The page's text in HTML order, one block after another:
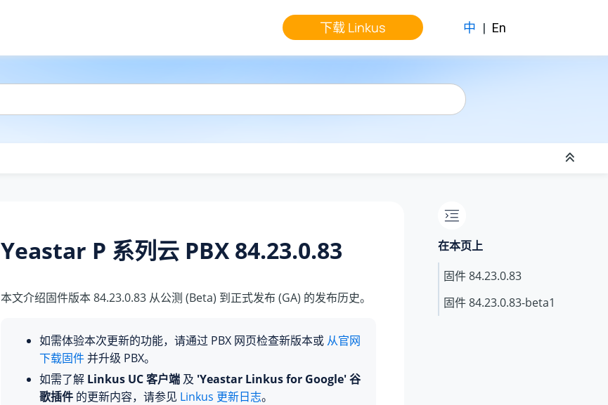
下载 Linkus 中 | En
Yeastar P 系列云 PBX 84.23.0.83
本文介绍固件版本84.23.0.83 从公测 (Beta) 到正式发布 (GA) 的发布历史。
如需体验本次更新的功能，请通过 PBX 网页检查新版本或 从官网
下载固件并升级 PBX。
如需了解 Linkus UC 客户端 及 'Yeastar Linkus for Google' 谷
歌插件 的更新内容，请参见 Linkus 更新日志。
在本页上
固件84.23.0.83
固件84.23.0.83-beta1